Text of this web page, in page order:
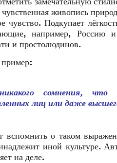
живопись
чувство. Подкупает
например,
и простолюдинов.
сомнения, что
лиц или даже
вспомнить о таком
иной культуре.
на деле.